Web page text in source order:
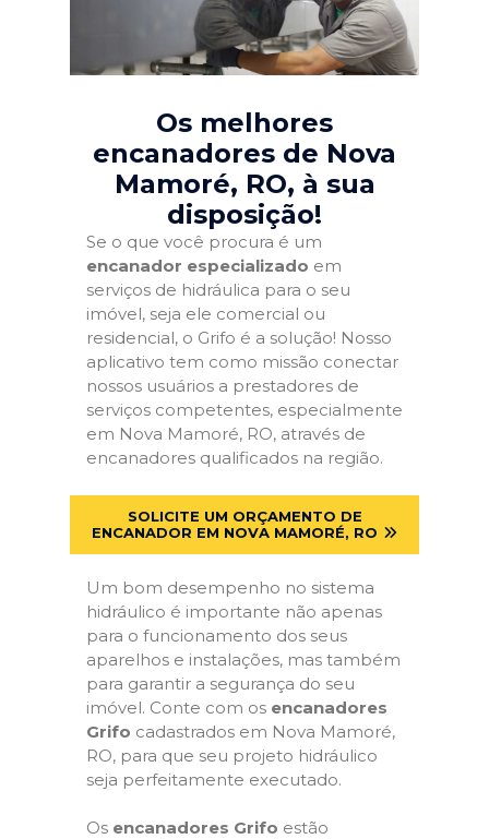
Os melhores
encanadores de Nova
Mamoré, RO, à sua
disposição!
Se o que você procura é um
encanador especializado em
serviços de hidráulica para o seu
imóvel, seja ele comercial ou
residencial, o Grifo é a solução! Nosso
aplicativo tem como missão conectar
nossos usuários a prestadores de
serviços competentes, especialmente
em Nova Mamoré, RO, através de
encanadores qualificados na região.
SOLICITE UM ORÇAMENTO DE
ENCANADOR EM NOVA MAMORÉ, RO
Um bom desempenho no sistema
hidráulico é importante não apenas
para o funcionamento dos seus
aparelhos e instalações, mas também
para garantir a segurança do seu
imóvel. Conte com os encanadores
Grifo cadastrados em Nova Mamoré,
RO, para que seu projeto hidráulico
seja perfeitamente executado.
Os encanadores Grifo estão